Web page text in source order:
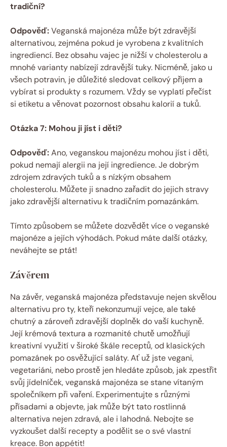
tradiční?
Odpověď:Veganská majonéza může být zdravější
alternativou, zejména pokud je vyrobena z kvalitních
ingrediencí. Bez obsahu vajec je nižší v cholesterolu a
mnohé varianty nabízejí zdravější tuky. Nicméně, jako u
všech potravin, je důležité sledovat celkový příjem a
vybírat si produkty s rozumem. Vždy se vyplatí přečíst
si etiketu a věnovat pozornost obsahu kalorií a tuků.
Otázka 7: Mohou ji jíst i děti?
Odpověď:Ano, veganskou majonézu mohou jíst i děti,
pokud nemají alergii na její ingredience. Je dobrým
zdrojem zdravých tuků a s nízkým obsahem
cholesterolu. Můžete ji snadno zařadit do jejich stravy
jako zdravější alternativu k tradičním pomazánkám.
Tímto způsobem se můžete dozvědět více o veganské
majonéze a jejích výhodách. Pokud máte další otázky,
neváhejte se ptát!
Závěrem
Na závěr, veganská majonéza představuje nejen skvělou
alternativu pro ty, kteří nekonzumují vejce, ale také
chutný a zároveň zdravější doplněk do vaší kuchyně.
Její krémová textura a rozmanité chutě umožňují
kreativní využití v široké škále receptů, od klasických
pomazánek po osvěžující saláty. Ať už jste vegani,
vegetariáni, nebo prostě jen hledáte způsob, jak zpestřit
svůj jídelníček, veganská majonéza se stane vítaným
společníkem při vaření. Experimentujte s různými
přísadami a objevte, jak může být tato rostlinná
alternativa nejen zdravá, ale i lahodná. Nebojte se
vyzkoušet další recepty a podělit se o své vlastní
kreace. Bon appétit!